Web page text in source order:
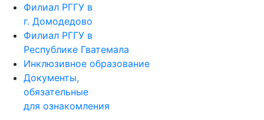
Филиал РГГУ в
г. Домодедово
Филиал РГГУ в
Республике Гватемала
Инклюзивное образование
Документы,
обязательные
для ознакомления